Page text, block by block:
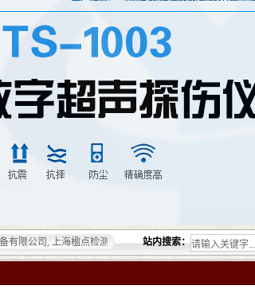
公司, 上海楹点检测设备有限公司提供的无损检测仪器设
站内搜索：